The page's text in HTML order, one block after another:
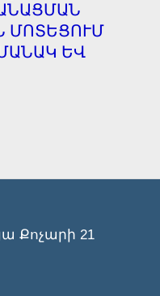
ՄՈՏԵՑՈՒՄ
ԵՎ
Քոչարի 21